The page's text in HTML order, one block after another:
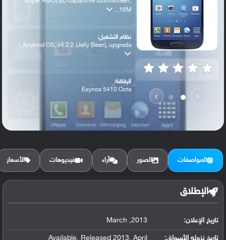
‹
›
16M...
نظام التشغيل:
Android OS, v4.2.2 (Jelly Bean), upgrada...
الرقاقة:
Exynos 5410 Octa
الرام / التخزين:
المواصفات الصور آراء فيديوهات الأسعار
الإطلاق
تاريخ الإعلان: 2013, March
تاريخ نزوله الأسواق: Available. Released 2013, April